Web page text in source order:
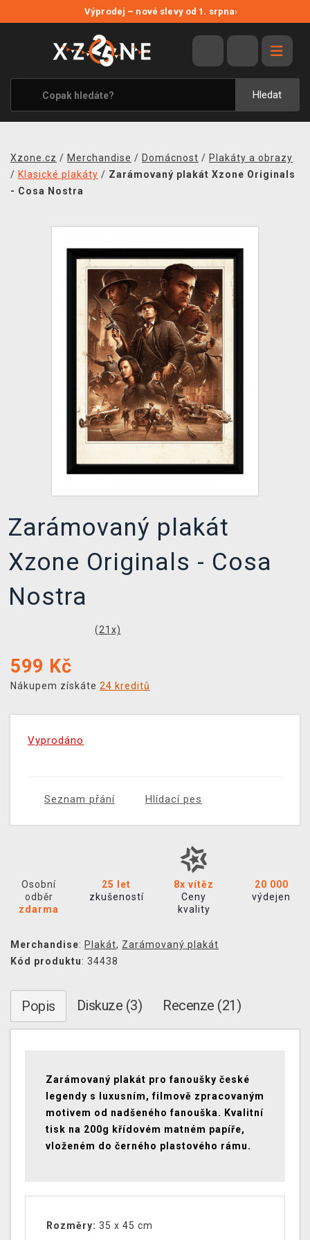
Výprodej – nové slevy od 1. srpna›
Hledat
VÝPRODEJ
VIDEOHRY
XZONE ORIGINALS
TÉMATIKY
MERCHANDISE
XZONE KLUB
TCG & BOARDGAME HUB
VÝKUP HER (BAZAR)
Xzone.cz / Merchandise / Domácnost / Plakáty a obrazy
/ Klasické plakáty / Zarámovaný plakát Xzone Originals
- Cosa Nostra
Zarámovaný plakát
Xzone Originals - Cosa
Nostra
(21 x)
599 Kč
Nákupem získáte 24 kreditů
Vyprodáno
Seznam přání Hlídací pes
Osobní
odběr
zdarma
25 let
zkušeností
8x vítěz
Ceny
kvality
20 000
výdejen
Merchandise: Plakát, Zarámovaný plakát
Kód produktu: 34438
Popis Diskuze (3) Recenze (21)
Zarámovaný plakát pro fanoušky české
legendy s luxusním, filmově zpracovaným
motivem od nadšeného fanouška. Kvalitní
tisk na 200g křídovém matném papíře,
vloženém do černého plastového rámu.
Rozměry: 35 x 45 cm